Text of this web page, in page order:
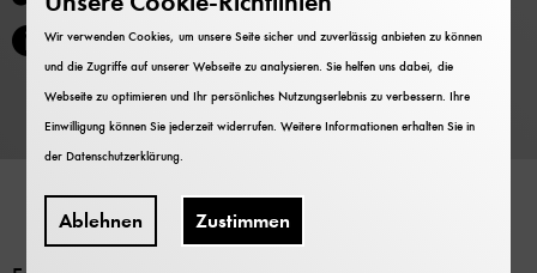
Extra-Ticket nötig. Kein Zutritt nach Beginn der
Vorführung.
Wir verwenden Cookies, um unsere Seite sicher und zuverlässig anbieten zu können
und die Zugriffe auf unserer Webseite zu analysieren. Sie helfen uns dabei, die
Webseite zu optimieren und Ihr persönliches Nutzungserlebnis zu verbessern. Ihre
Einwilligung können Sie jederzeit widerrufen. Weitere Informationen erhalten Sie in
derDatenschutzerklärung.
Ablehnen Zustimmen